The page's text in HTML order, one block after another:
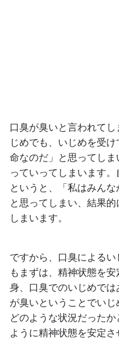
口臭が臭いと言われて
じめでも、いじめを受
命なのだ」と思ってし
っていってしまいます
というと、「私はみん
と思ってしまい、結果
しまいます。
ですから、口臭による
もまずは、精神状態を
身、口臭でのいじめで
が臭いということでい
どのような状況だった
ように精神状態を安定